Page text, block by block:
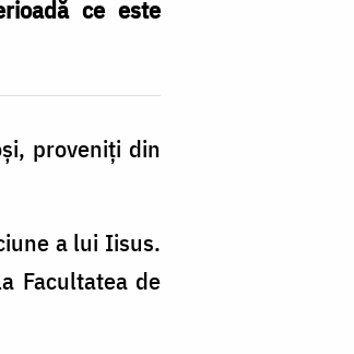
ce este
proveniţi din
a lui Iisus.
Facultatea de